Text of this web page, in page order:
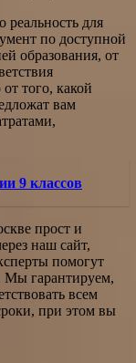
реальность для
по доступной
образования, от
того, какой
вам
9 классов
прост и
наш сайт,
помогут
Мы гарантируем,
всем
при этом вы